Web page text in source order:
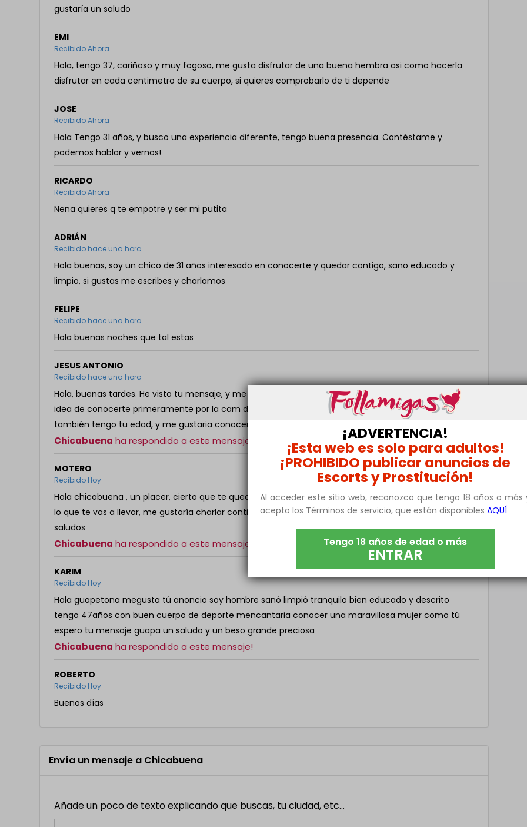
gustaría un saludo
EMI
Recibido Ahora
Hola, tengo 37, cariñoso y muy fogoso, me gusta disfrutar de una buena hembra asi como hacerla
disfrutar en cada centimetro de su cuerpo, si quieres comprobarlo de ti depende
JOSE
Recibido Ahora
Hola Tengo 31 años, y busco una experiencia diferente, tengo buena presencia. Contéstame y
podemos hablar y vernos!
RICARDO
Recibido Ahora
Nena quieres q te empotre y ser mi putita
ADRIÁN
Recibido hace una hora
Hola buenas, soy un chico de 31 años interesado en conocerte y quedar contigo, sano educado y
limpio, si gustas me escribes y charlamos
FELIPE
Recibido hace una hora
Hola buenas noches que tal estas
JESUS ANTONIO
Recibido hace una hora
Hola, buenas tardes. He visto tu mensaje, y me gustaría conocerte. Me encanta disfrutar, y agrada la
idea de conocerte primeramente por la cam de la pagina, para que asi no haya mal entendidos. Yo
también tengo tu edad, y me gustaria conocerte. Espero tu mensaje. Un saludo.
Chicabuena ha respondido a este mensaje!
MOTERO
Recibido Hoy
Hola chicabuena , un placer, cierto que te queda mucho por disfrutar y vivir, la vida es momento y es
lo que te vas a llevar, me gustaría charlar contigo y conocerte un poco mas, gracias por tu tiempo,
saludos
Chicabuena ha respondido a este mensaje!
KARIM
Recibido Hoy
Hola guapetona megusta tú anoncio soy hombre sanó limpió tranquilo bien educado y descrito
tengo 47años con buen cuerpo de deporte mencantaria conocer una maravillosa mujer como tú
espero tu mensaje guapa un saludo y un beso grande preciosa
Chicabuena ha respondido a este mensaje!
ROBERTO
Recibido Hoy
Buenos días
Envía un mensaje a Chicabuena
Añade un poco de texto explicando que buscas, tu ciudad, etc...
¡ADVERTENCIA!
¡Esta web es solo para adultos!
¡PROHIBIDO publicar anuncios de
Escorts y Prostitución!
Al acceder este sitio web, reconozco que tengo 18 años o más
acepto los Términos de servicio, que están disponibles AQUÍ
Tengo 18 años de edad o más
ENTRAR